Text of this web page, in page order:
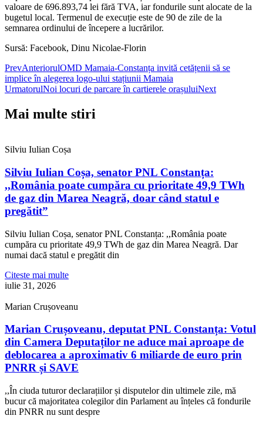
valoare de 696.893,74 lei fără TVA, iar fondurile sunt alocate de la
bugetul local. Termenul de execuție este de 90 de zile de la
semnarea ordinului de începere a lucrărilor.
Sursă: Facebook, Dinu Nicolae-Florin
PrevAnteriorulOMD Mamaia-Constanța invită cetățenii să se
implice în alegerea logo-ului stațiunii Mamaia
UrmatorulNoi locuri de parcare în cartierele orașuluiNext
Mai multe stiri
Silviu Iulian Coșa
Silviu Iulian Coșa, senator PNL Constanța:
,,România poate cumpăra cu prioritate 49,9 TWh
de gaz din Marea Neagră, doar când statul e
pregătit”
Silviu Iulian Coșa, senator PNL Constanța: ,,România poate
cumpăra cu prioritate 49,9 TWh de gaz din Marea Neagră. Dar
numai dacă statul e pregătit din
Citeste mai multe
iulie 31, 2026
Marian Crușoveanu
Marian Crușoveanu, deputat PNL Constanța: Votul
din Camera Deputaților ne aduce mai aproape de
deblocarea a aproximativ 6 miliarde de euro prin
PNRR și SAVE
,,În ciuda tuturor declarațiilor și disputelor din ultimele zile, mă
bucur că majoritatea colegilor din Parlament au înțeles că fondurile
din PNRR nu sunt despre